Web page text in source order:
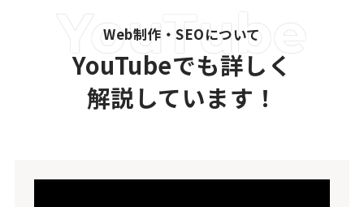
Web制作・SEOについて
YouTubeでも詳しく
解説しています！